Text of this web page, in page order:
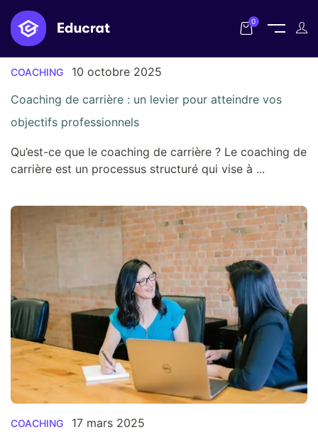
0
Home Posts tagged "career coaching"
COACHING
10 octobre 2025
Coaching de carrière : un levier pour atteindre vos
objectifs professionnels
Qu’est-ce que le coaching de carrière ? Le coaching de
carrière est un processus structuré qui vise à ...
COACHING
17 mars 2025